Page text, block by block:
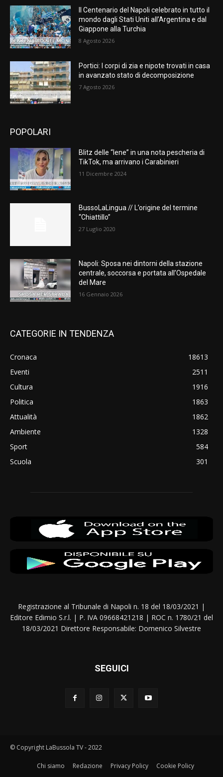
Il Centenario del Napoli celebrato in tutto il
mondo dagli Stati Uniti all’Argentina e dal
Giappone alla Turchia
8 Agosto 2026
Portici: I corpi di zia e nipote trovati in casa
in avanzato stato di decomposizione
7 Agosto 2026
POPOLARI
Blitz delle “Iene” in una nota pescheria di
TikTok, ma arrivano i Carabinieri
11 Dicembre 2024
BussoLaLingua // L’origine del termine
“Chiattillo”
27 Luglio 2020
Napoli: Sposa nei dintorni della stazione
centrale, soccorsa e portata all’Ospedale
del Mare
16 Gennaio 2026
CATEGORIE IN TENDENZA
Cronaca
18613
Eventi
2511
Cultura
1916
Politica
1863
Attualità
1862
Ambiente
1328
Sport
584
Scuola
301
Registrazione al Tribunale di Napoli n. 18 del 18/03/2021 |
Editore Edimio S.r.l. | P. IVA 09668421218 | ROC n. 1780/21 del
18/03/2021 Direttore Responsabile: Domenico Silvestre
SEGUICI
© Copyright LaBussola TV - 2022
Chi siamo Redazione Privacy Policy Cookie Policy